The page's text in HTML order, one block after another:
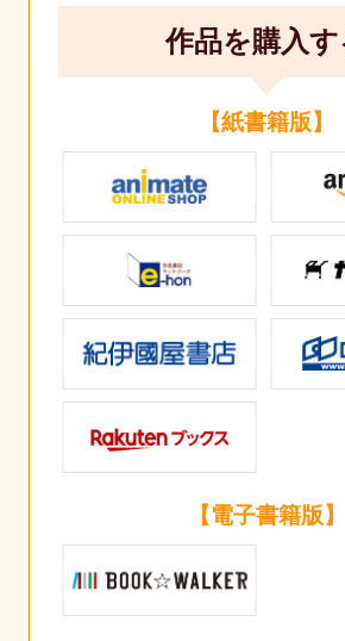
作品を購入す
【紙書籍版】
【電子書籍版】